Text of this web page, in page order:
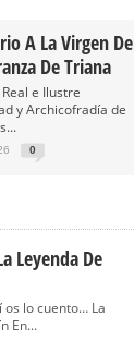
A La Virgen De
De Triana
e Ilustre
y Archicofradía de
0
Leyenda De
os lo cuento… La
En...